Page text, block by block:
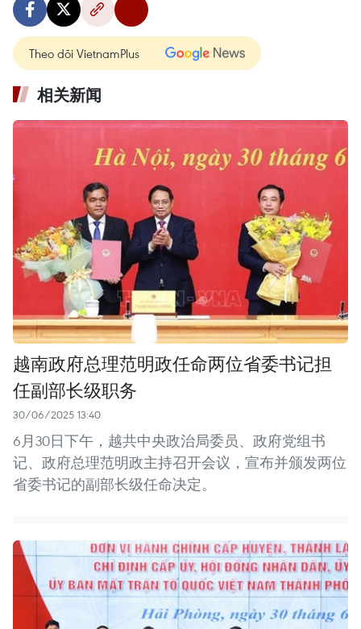
Theo dõi VietnamPlus
相关新闻
越南政府总理范明政任命两位省委书记担
任副部长级职务
30/06/2025 13:40
6月30日下午，越共中央政治局委员、政府党组书
记、政府总理范明政主持召开会议，宣布并颁发两位
省委书记的副部长级任命决定。